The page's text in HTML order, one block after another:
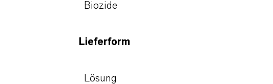
Biozide
Lieferform
Lösung